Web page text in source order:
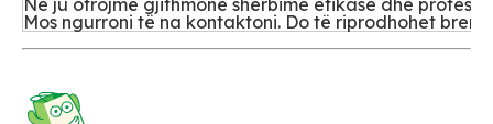
Ne ju ofrojmë gjithmonë shërbime efikase dhe
Mos ngurroni të na kontaktoni. Do të riprodhohet